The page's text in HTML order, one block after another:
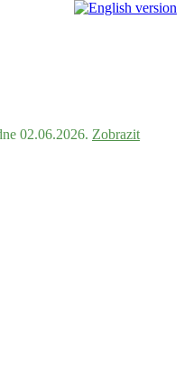
02.06.2026. Zobrazit